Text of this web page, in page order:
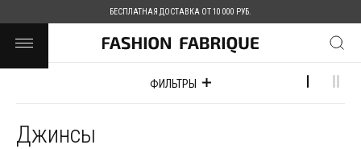
БЕСПЛАТНАЯ ДОСТАВКА ОТ 10 000 РУБ.
Джинсы
ФИЛЬТРЫ